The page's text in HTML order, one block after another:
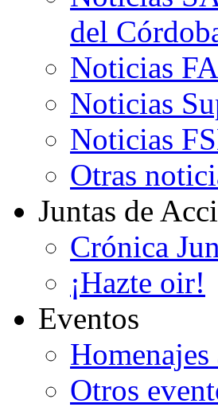
del
Noticias
Noticias
Noticias
Otras
Juntas de
Crónica
¡Hazte oir!
Eventos
Otros